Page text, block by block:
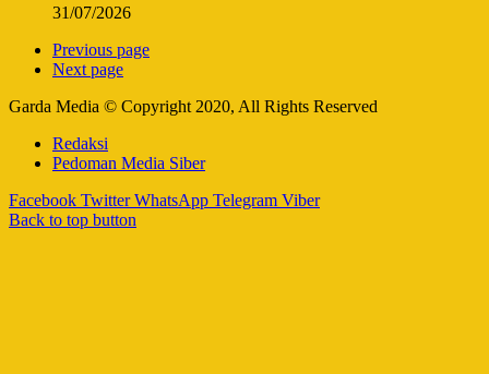
31/07/2026
Previous page
Next page
Garda Media © Copyright 2020, All Rights Reserved
Redaksi
Pedoman Media Siber
Facebook Twitter WhatsApp Telegram Viber
Back to top button